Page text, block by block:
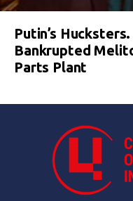
Putin’s
Bankrupted
Parts Plant